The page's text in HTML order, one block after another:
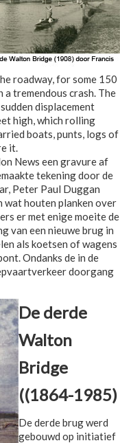
roadway, for some 150
tremendous crash. The
displacement
high, which rolling
boats, punts, logs of
it.
News een gravure af
tekening door de
Peter Paul Duggan
houten planken over
er met enige moeite de
van een nieuwe brug in
als koetsen of wagens
Ondanks de in de
doorgang
De derde
Walton
Bridge
((1864-1985)
De derde brug werd
gebouwd op initiatief